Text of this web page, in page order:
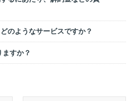
のようなサービスですか？
すか？